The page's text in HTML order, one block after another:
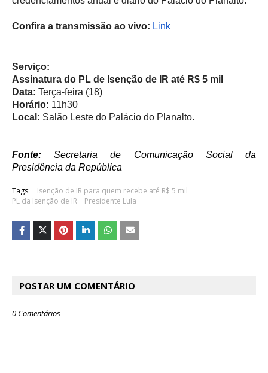
Confira a transmissão ao vivo: Link
Serviço:
Assinatura do PL de Isenção de IR até R$ 5 mil
Data: Terça-feira (18)
Horário: 11h30
Local: Salão Leste do Palácio do Planalto.
Fonte: Secretaria de Comunicação Social da
Presidência da República
Tags:
Isenção de IR para quem recebe até R$ 5 mil
PL da Isenção de IR
Presidente Lula
POSTAR UM COMENTÁRIO
0 Comentários